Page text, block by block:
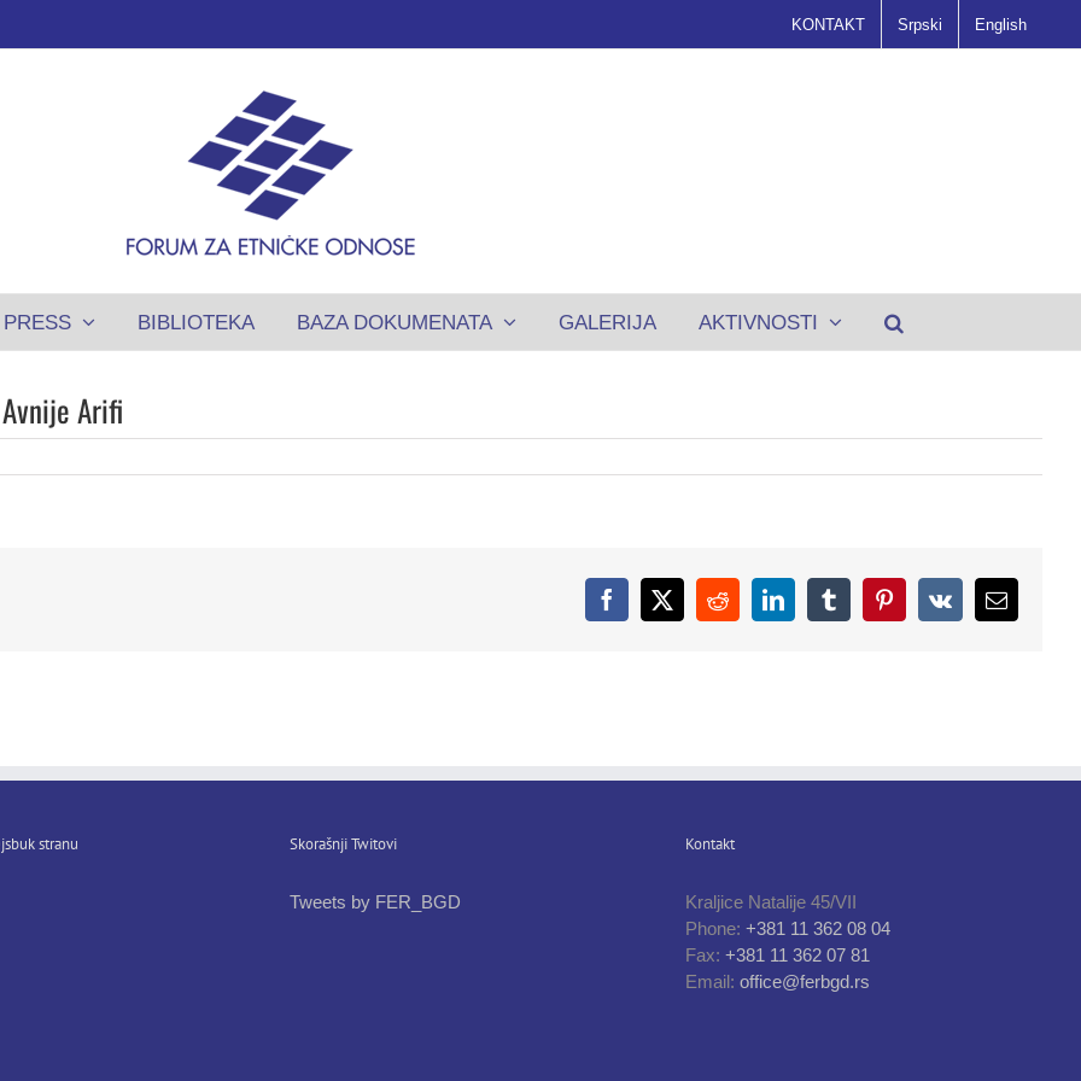
KONTAKT Srpski English
PRESS BIBLIOTEKA BAZA DOKUMENATA GALERIJA AKTIVNOSTI
Arifi
Facebook
X RedditLinkedInTumblrPinterest
Vk Email
stranu Skorašnji Twitovi
Tweets by FER_BGD
Kontakt
Kraljice Natalije 45/VII
Phone: +381 11 362 08 04
Fax: +381 11 362 07 81
Email: office@ferbgd.rs